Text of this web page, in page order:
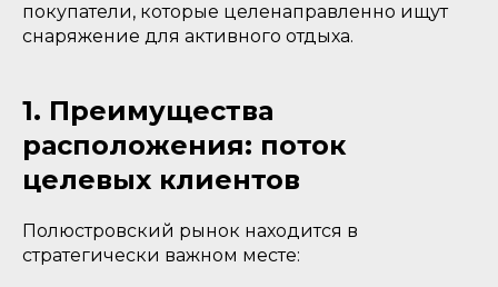
покупатели, которые целенаправленно ищут
снаряжение для активного отдыха.
1. Преимущества
расположения: поток
целевых клиентов
Полюстровский рынок находится в
стратегически важном месте: